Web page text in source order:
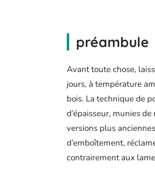
préambule
Avant toute chose,
jours, à température
bois. La technique de
d’épaisseur, munies
versions plus
d’emboîtement,
contrairement aux